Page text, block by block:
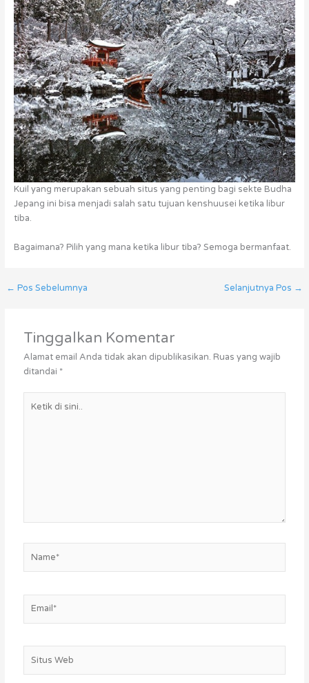
Kuil yang merupakan sebuah situs yang penting bagi sekte Budha
Jepang ini bisa menjadi salah satu tujuan kenshuusei ketika libur
tiba.
Bagaimana? Pilih yang mana ketika libur tiba? Semoga bermanfaat.
← Pos Sebelumnya Selanjutnya Pos →
Tinggalkan Komentar
Alamat email Anda tidak akan dipublikasikan. Ruas yang wajib
ditandai *
Web